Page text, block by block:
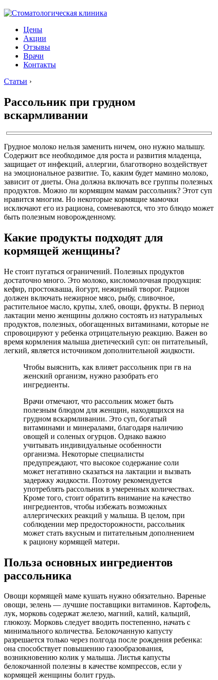
Цены
Акции
Отзывы
Врачи
Контакты
Статьи ›
Рассольник при грудном
вскармливании
Грудное молоко нельзя заменить ничем, оно нужно малышу.
Содержит все необходимое для роста и развития младенца,
защищает от инфекций, аллергии, благотворно воздействует
на эмоциональное развитие. То, каким будет мамино молоко,
зависит от диеты. Она должна включать все группы полезных
продуктов. Можно ли кормящим мамам рассольник? Этот суп
нравится многим. Но некоторые кормящие мамочки
исключают его из рациона, сомневаются, что это блюдо может
быть полезным новорожденному.
Какие продукты подходят для
кормящей женщины?
Не стоит пугаться ограничений. Полезных продуктов
достаточно много. Это молоко, кисломолочная продукция:
кефир, простокваша, йогурт, нежирный творог. Рацион
должен включать нежирное мясо, рыбу, сливочное,
растительное масло, крупы, хлеб, овощи, фрукты. В период
лактации меню женщины должно состоять из натуральных
продуктов, полезных, обогащенных витаминами, которые не
спровоцируют у ребенка отрицательную реакцию. Важен во
время кормления малыша диетический суп: он питательный,
легкий, является источником дополнительной жидкости.
Чтобы выяснить, как влияет рассольник при гв на
женский организм, нужно разобрать его
ингредиенты.
Врачи отмечают, что рассольник может быть
полезным блюдом для женщин, находящихся на
грудном вскармливании. Это суп, богатый
витаминами и минералами, благодаря наличию
овощей и соленых огурцов. Однако важно
учитывать индивидуальные особенности
организма. Некоторые специалисты
предупреждают, что высокое содержание соли
может негативно сказаться на лактации и вызвать
задержку жидкости. Поэтому рекомендуется
употреблять рассольник в умеренных количествах.
Кроме того, стоит обратить внимание на качество
ингредиентов, чтобы избежать возможных
аллергических реакций у малыша. В целом, при
соблюдении мер предосторожности, рассольник
может стать вкусным и питательным дополнением
к рациону кормящей матери.
Польза основных ингредиентов
рассольника
Овощи кормящей маме кушать нужно обязательно. Вареные
овощи, зелень — лучшие поставщики витаминов. Картофель,
лук, морковь содержат железо, магний, калий, кальций,
глюкозу. Морковь следует вводить постепенно, начать с
минимального количества. Белокочанную капусту
разрешается только через полгода после рождения ребенка:
она способствует повышению газообразования,
возникновению колик у малыша. Листья капусты
белокочанной полезны в качестве компрессов, если у
кормящей женщины болит грудь.